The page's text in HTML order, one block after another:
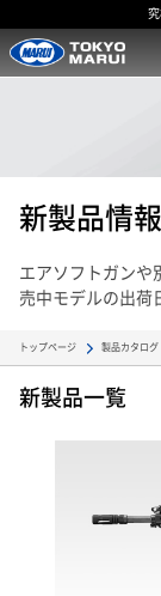
新製品情報
エアソフトガンや
売中モデルの出荷
トップページ 製品カタログ
新製品一覧